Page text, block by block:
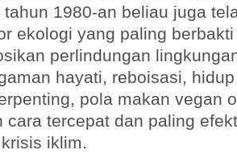
tahun 1980-an beliau juga
ekologi yang paling
perlindungan
hayati, reboisasi,
pola makan vegan
cara tercepat dan paling
iklim.